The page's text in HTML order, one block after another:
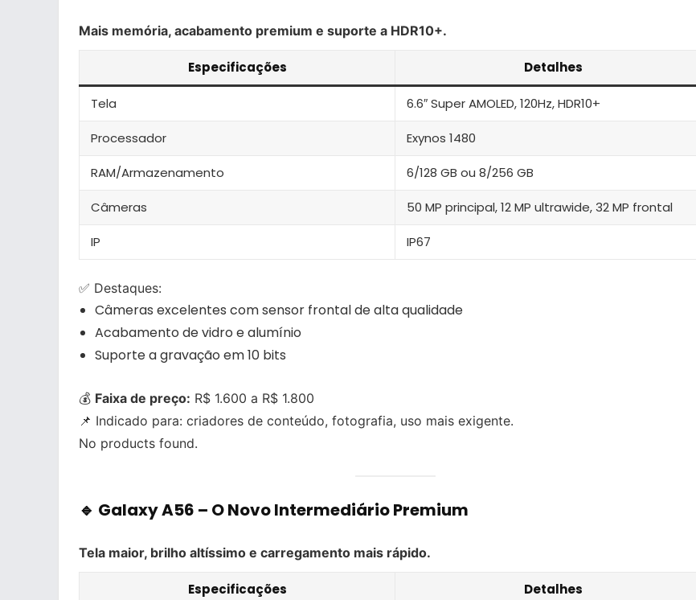
Mais memória, acabamento premium e suporte a HDR10+.
Especificações Detalhes
Tela 6.6″ Super AMOLED, 120Hz, HDR10+
Processador Exynos 1480
RAM/Armazenamento 6/128 GB ou 8/256 GB
Câmeras 50 MP principal, 12 MP ultrawide, 32 MP frontal
IP IP67
✅ Destaques:
Câmeras excelentes com sensor frontal de alta qualidade
Acabamento de vidro e alumínio
Suporte a gravação em 10 bits
💰 Faixa de preço: R$ 1.600 a R$ 1.800
📌 Indicado para: criadores de conteúdo, fotografia, uso mais exigente.
No products found.
🔹 Galaxy A56 – O Novo Intermediário Premium
Tela maior, brilho altíssimo e carregamento mais rápido.
Especificações Detalhes